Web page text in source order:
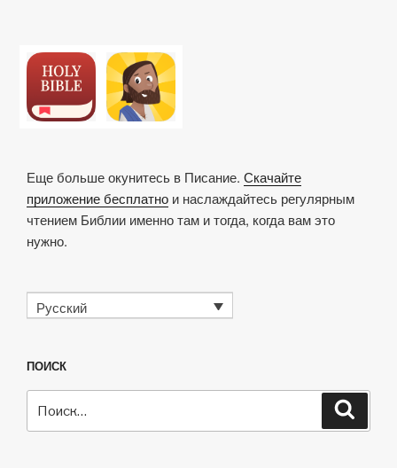
Еще больше окунитесь в Писание. Скачайте
приложение бесплатно и наслаждайтесь регулярным
чтением Библии именно там и тогда, когда вам это
нужно.
Русский
ПОИСК